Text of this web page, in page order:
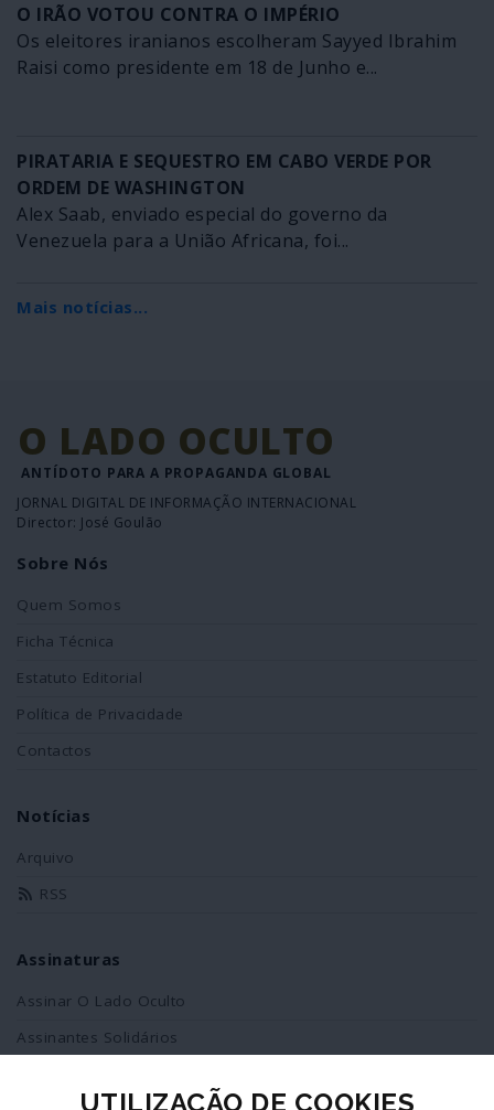
O IRÃO VOTOU CONTRA O IMPÉRIO
Os eleitores iranianos escolheram Sayyed Ibrahim
Raisi como presidente em 18 de Junho e...
PIRATARIA E SEQUESTRO EM CABO VERDE POR
ORDEM DE WASHINGTON
Alex Saab, enviado especial do governo da
Venezuela para a União Africana, foi...
Mais notícias...
O LADO OCULTO
ANTÍDOTO PARA A PROPAGANDA GLOBAL
JORNAL DIGITAL DE INFORMAÇÃO INTERNACIONAL
Director: José Goulão
Sobre Nós
Quem Somos
Ficha Técnica
Estatuto Editorial
Política de Privacidade
Contactos
Notícias
Arquivo
RSS
Assinaturas
Assinar O Lado Oculto
Assinantes Solidários
Redes SociaisUTILIZAÇÃO DE COOKIES